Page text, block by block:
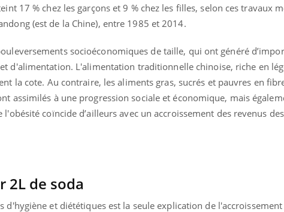
17 % chez les garçons et 9 % chez les filles, selon ces travaux
(est de la Chine), entre 1985 et 2014.
socioéconomiques de taille, qui ont généré
d'alimentation. L'alimentation traditionnelle chinoise, riche en
la cote. Au contraire, les aliments gras, sucrés et pauvres en
assimilés à une progression sociale et économique, mais
coïncide d’ailleurs avec un accroissement des revenus
2L de soda
d'hygiène et diététiques est la seule explication de